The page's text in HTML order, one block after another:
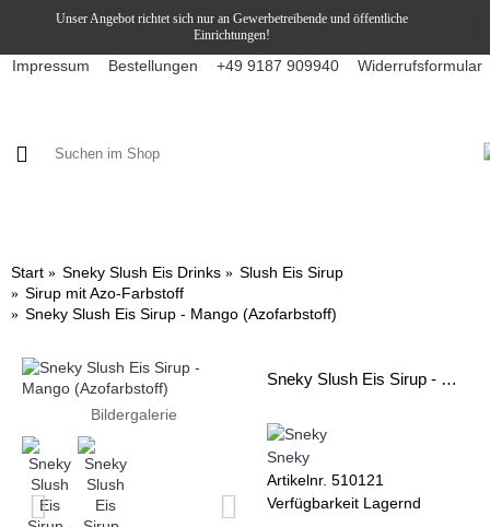
Unser Angebot richtet sich nur an Gewerbetreibende und öffentliche
Einrichtungen!
Impressum Bestellungen +49 9187 909940 Widerrufsformular
Start Sneky Slush Eis Drinks
Slush Eis Sirup
Sirup mit Azo-Farbstoff
Sneky Slush Eis Sirup - Mango (Azofarbstoff)
Bildergalerie
Sneky Slush Eis Sirup - Mango (Azofarbstoff)
Sneky
Artikelnr. 510121
Verfügbarkeit Lagernd